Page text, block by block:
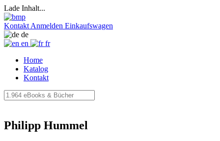
Lade Inhalt...
Kontakt Anmelden Einkaufswagen
de
en
fr
Home
Katalog
Kontakt
Philipp Hummel